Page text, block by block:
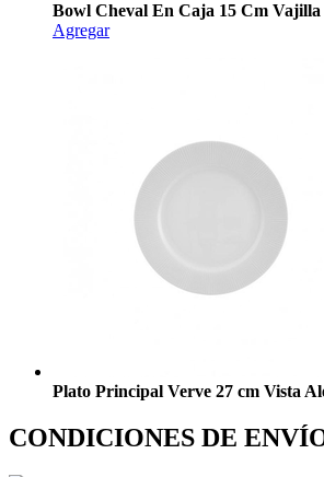
Bowl Cheval En Caja 15 Cm
Agregar
Plato Principal Verve 27 cm Vista
CONDICIONES DE